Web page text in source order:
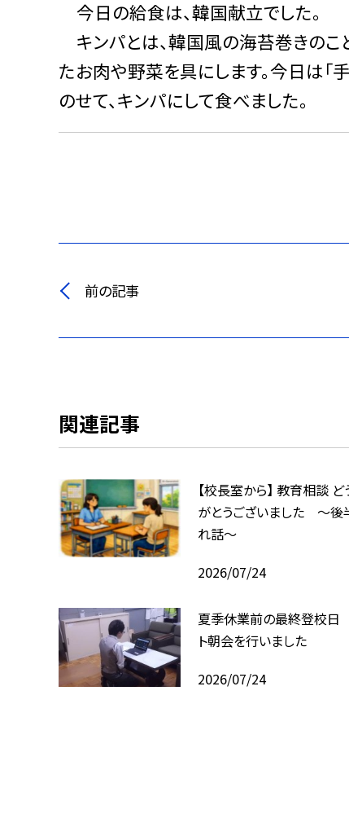
今日の給食は、韓国献立でした。
キンパとは、韓国風の海苔巻きのこ
たお肉や野菜を具にします。今日は「
のせて、キンパにして食べました。
前の記事
関連記事
【校長室から】 教育相談 ど
がとうございました ～後
れ話～
2026/07/24
夏季休業前の最終登校日
ト朝会を行いました
2026/07/24